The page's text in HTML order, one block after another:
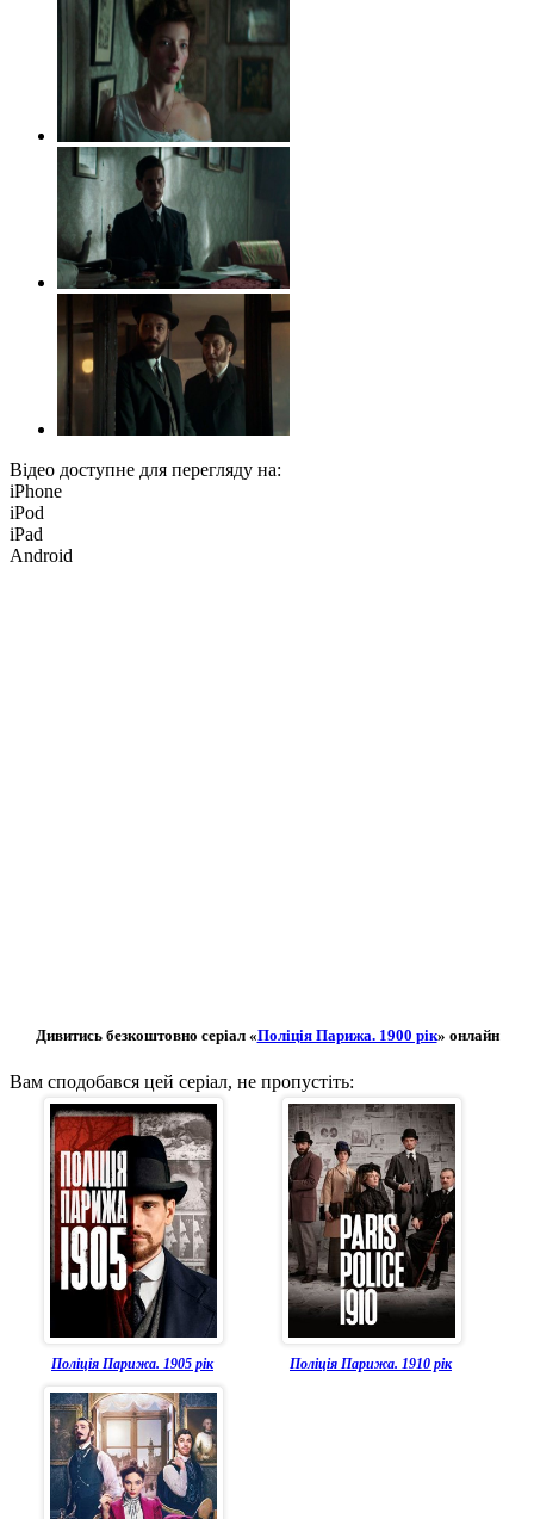
Відео доступне для перегляду на:
iPhone
iPod
iPad
Android
Дивитись безкоштовно серіал «Поліція Парижа. 1900 рік» онлайн
Вам сподобався цей серіал, не пропустіть:
Поліція Парижа. 1905 рік Поліція Парижа. 1910 рік